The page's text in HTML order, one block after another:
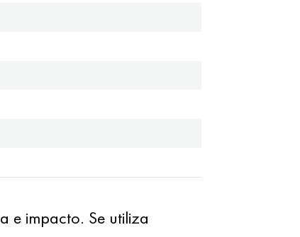
e impacto. Se utiliza